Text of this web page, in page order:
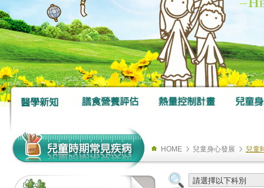
HOME 兒童身心發展 兒童